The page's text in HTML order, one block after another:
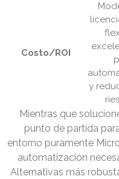
Costo/ROI
y
Mientras que
punto de partida
entorno puramente
automatización
Alternativas más